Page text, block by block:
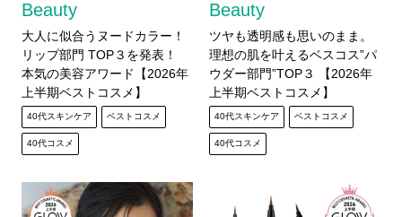
Beauty
大人に似合うヌードカラー！
リップ部門 TOP３を発表！
本気の美容アワード【2026年
上半期ベストコスメ】
40代スキンケア ベストコスメ
40代コスメ
Beauty
ツヤも透明感も思いのまま。
理想の肌を叶えるベスコス”パ
ウダー部門”TOP３ 【2026年
上半期ベストコスメ】
40代スキンケア ベストコスメ
40代コスメ